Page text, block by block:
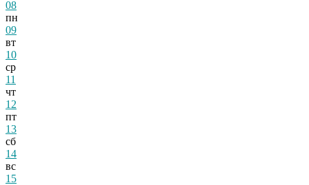
08
пн
09
вт
10
ср
11
чт
12
пт
13
сб
14
вс
15